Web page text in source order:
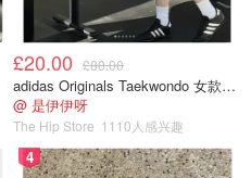
£20.00 £80.00
adidas Originals Taekwondo 女款黑色运动鞋
@ 是伊伊呀
The Hip Store 1110人感兴趣
4